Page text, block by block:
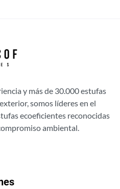
y más de 30.000 estufas
somos líderes en el
ecoeficientes reconocidas
ambiental.